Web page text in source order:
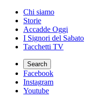
Footer
menu
Chi siamo
Storie
Accadde Oggi
I Signori del Sabato
Tacchetti TV
Social
Search
Facebook
Instagram
Youtube